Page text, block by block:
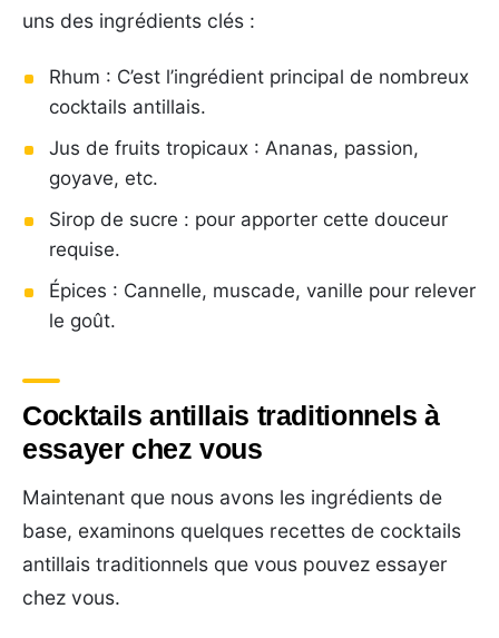
uns des ingrédients clés :
Rhum : C’est l’ingrédient principal de nombreux
cocktails antillais.
Jus de fruits tropicaux : Ananas, passion,
goyave, etc.
Sirop de sucre : pour apporter cette douceur
requise.
Épices : Cannelle, muscade, vanille pour relever
le goût.
Cocktails antillais traditionnels à
essayer chez vous
Maintenant que nous avons les ingrédients de
base, examinons quelques recettes de cocktails
antillais traditionnels que vous pouvez essayer
chez vous.